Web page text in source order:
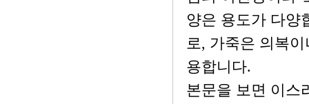
양은 용도가 다양
로, 가죽은 의복
용합니다.
본문을 보면 이스